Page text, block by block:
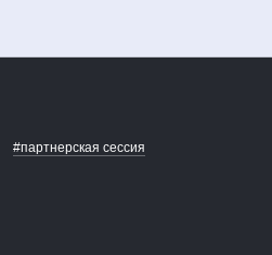
#партнерская сессия